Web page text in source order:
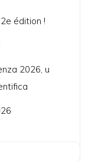
édition !
2026, u